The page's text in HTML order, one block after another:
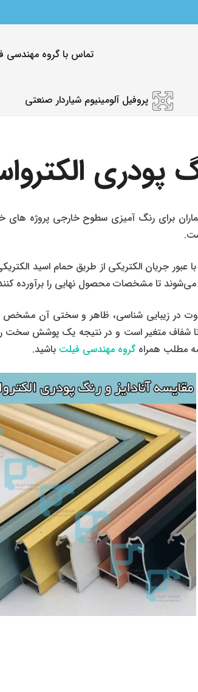
تماس با گروه مهندسی
پروفیل آلومینیوم شیاردار صنعتی
پودری
برای رنگ‌ آمیزی سطوح خارجی پروژه‌ های
با عبور جریان الکتریکی از طریق حمام اسید
تا مشخصات محصول نهایی را برآورده
در زیبایی‌ شناسی، ظاهر و سختی آن
شفاف متغیر است و در نتیجه یک پوشش سخت روی
مطلب همراه گروه مهندسی فیلت باشید.